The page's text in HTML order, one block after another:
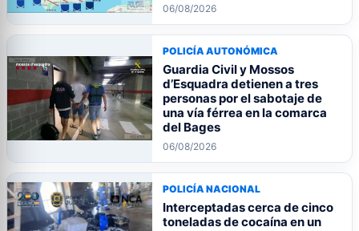
06/08/2026
POLICÍA AUTONÓMICA
Guardia Civil y Mossos
d’Esquadra detienen a tres
personas por el sabotaje de
una vía férrea en la comarca
del Bages
06/08/2026
POLICÍA NACIONAL
Interceptadas cerca de cinco
toneladas de cocaína en un